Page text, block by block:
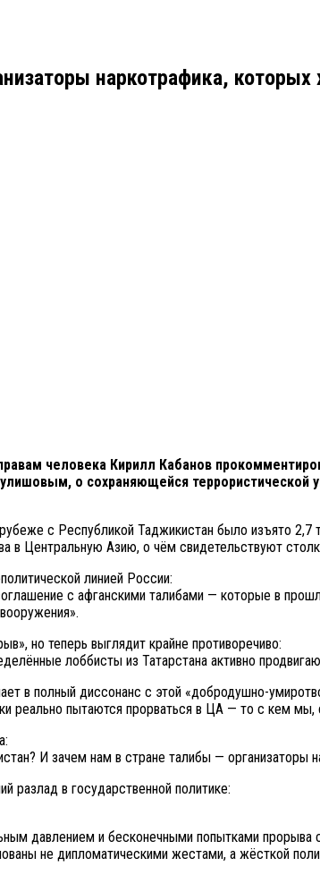
наркотрафика, которых
человека Кирилл Кабанов
о сохраняющейся террористической
с Республикой Таджикистан было изъято
Центральную Азию, о чём свидетельствуют
линией России:
с афганскими талибами — которые в
но теперь выглядит крайне противоречиво:
лоббисты из Татарстана активно
в полный диссонанс с этой «добродушно-
реально пытаются прорваться в ЦА — то с кем мы,
И зачем нам в стране талибы — организаторы
разлад в государственной политике:
давлением и бесконечными попытками
не дипломатическими жестами, а жёсткой